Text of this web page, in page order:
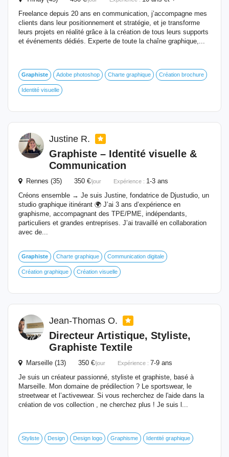
Freelance depuis 20 ans en communication, j’accompagne mes
clients dans leur positionnement et stratégie, et je transforme
leurs projets en réalité grâce à la création de tous leurs supports
et événements dédiés. Experte de toute la chaîne graphique,...
Graphiste Adobe photoshop Charte graphique Création brochure
Identité visuelle
Justine R.
Graphiste – Identité visuelle &
Communication
Rennes (35) 350 €/jour Expérience : 1-3 ans
Créons ensemble → Je suis Justine, fondatrice de Djustudio, un
studio graphique itinérant 🌍 J’ai 3 ans d’expérience en
graphisme, accompagnant des TPE/PME, indépendants,
particuliers et grandes entreprises. J’ai travaillé en collaboration
avec de...
Graphiste Charte graphique Communication digitale
Création graphique Création visuelle
Jean-Thomas O.
Directeur Artistique, Styliste,
Graphiste Textile
Marseille (13) 350 €/jour Expérience : 7-9 ans
Je suis un créateur passionné, styliste et graphiste, basé à
Marseille. Mon domaine de prédilection ? Le sportswear, le
streetwear et l’activewear. Si vous recherchez de l'aide dans la
création de vos collection , ne cherchez plus ! Je suis l...
Styliste Design Design logo Graphisme Identité graphique